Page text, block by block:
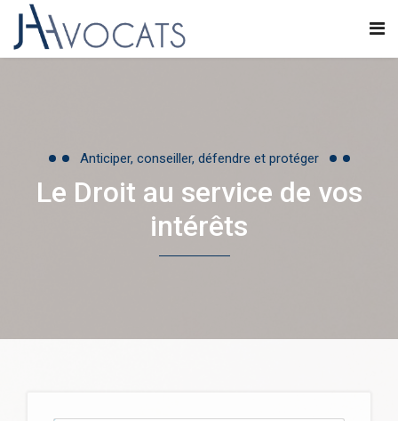
Anticiper, conseiller, défendre et protéger
Le Droit au service de vos
intérêts